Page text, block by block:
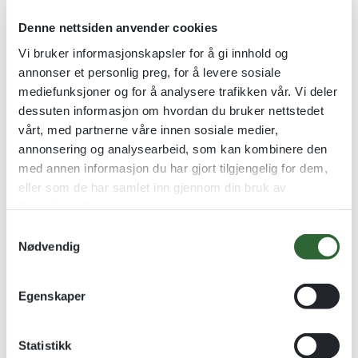
Denne nettsiden anvender cookies
Vi bruker informasjonskapsler for å gi innhold og
annonser et personlig preg, for å levere sosiale
mediefunksjoner og for å analysere trafikken vår. Vi deler
dessuten informasjon om hvordan du bruker nettstedet
vårt, med partnerne våre innen sosiale medier,
annonsering og analysearbeid, som kan kombinere den
med annen informasjon du har gjort tilgjengelig for dem,
eller som de har samlet inn gjennom din bruk av
Nødvendig
Egenskaper
Statistikk
Icecube Nøytral
Glassblokk
247,00
Se alternativer
Svømmemedalje Krål
Jernmedalje
32 mm Jernmedalje
kr14,00
Se alternativer